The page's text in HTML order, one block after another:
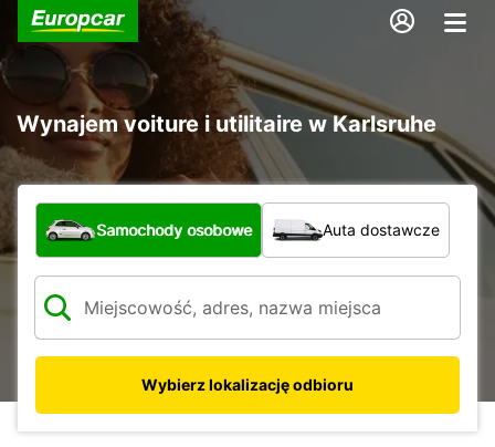
Wynajem voiture i utilitaire w Karlsruhe
Jaki typ pojazdu?
Samochody osobowe Auta dostawcze
Wybierz lokalizację odbioru